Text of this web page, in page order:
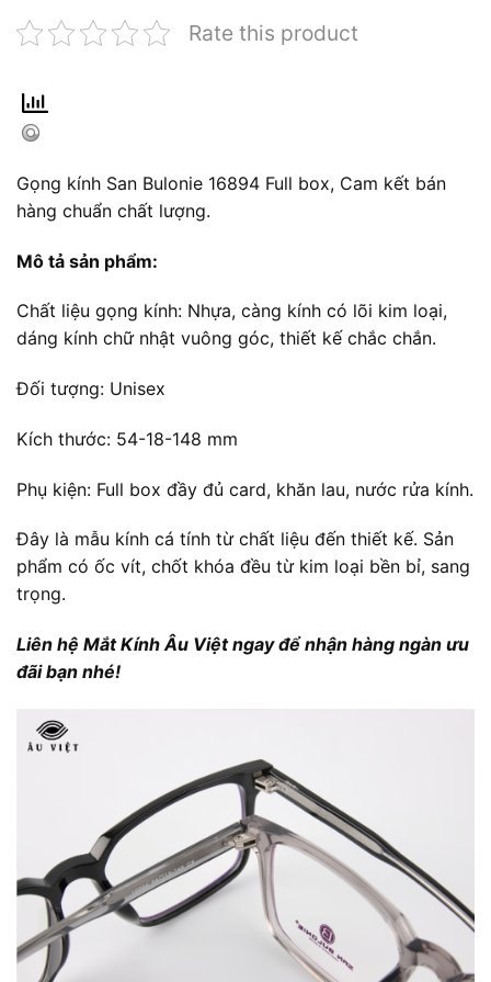
Rate this product
Gọng kính San Bulonie 16894 Full box, Cam kết bán
hàng chuẩn chất lượng.
Mô tả sản phẩm:
Chất liệu gọng kính: Nhựa, càng kính có lõi kim loại,
dáng kính chữ nhật vuông góc, thiết kế chắc chắn.
Đối tượng: Unisex
Kích thước: 54-18-148 mm
Phụ kiện: Full box đầy đủ card, khăn lau, nước rửa kính.
Đây là mẫu kính cá tính từ chất liệu đến thiết kế. Sản
phẩm có ốc vít, chốt khóa đều từ kim loại bền bỉ, sang
trọng.
Liên hệ Mắt Kính Âu Việt ngay để nhận hàng ngàn ưu
đãi bạn nhé!